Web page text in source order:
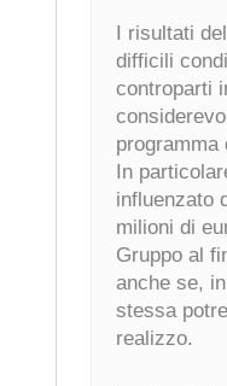
I risultati
difficili
controparti
programma
In
influenzato
milioni di
Gruppo al
anche se,
stessa
realizzo.